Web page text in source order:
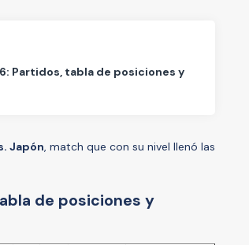
Partidos, tabla de posiciones y
Japón, match que con su nivel llenó las
de posiciones y